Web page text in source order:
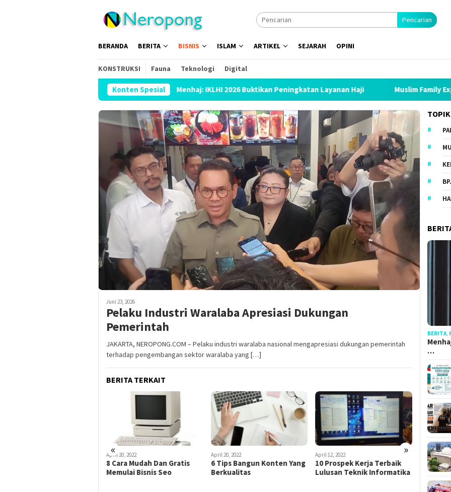
Pencarian
BERANDA BERITA BISNIS ISLAM ARTIKEL SEJARAH OPINI
KONSTRUKSI Fauna Teknologi Digital
Konten Spesial
Menhaj: IKLHI 2026 Buktikan Peningkatan Layanan Haji Muslim Family Expo 2026 Bidik
Juni 23, 2026
Pelaku Industri Waralaba Apresiasi Dukungan
Pemerintah
JAKARTA, NEROPONG.COM – Pelaku industri waralaba nasional mengapresiasi dukungan pemerintah
terhadap pengembangan sektor waralaba yang […]
BERITA TERKAIT
« »
April 20, 2022
8 Cara Mudah Dan Gratis
Memulai Bisnis Seo
April 20, 2022
6 Tips Bangun Konten Yang
Berkualitas
April 12, 2022
10 Prospek Kerja Terbaik
Lulusan Teknik Informatika
Februari 17,
Tips
BERITA
…